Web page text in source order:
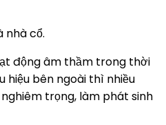
nhà cổ.
động âm thầm trong thời
hiệu bên ngoài thì nhiều
trọng, làm phát sinh